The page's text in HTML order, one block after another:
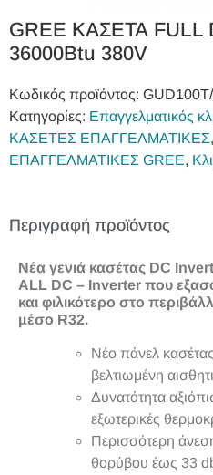
GREE ΚΑΣΕΤΑ FULL
36000Βtu 380V
Κωδικός προϊόντος:
Κατηγορίες: Επαγγελματικός
ΚΑΣΕΤΕΣ ΕΠΑΓΓΕΛΜΑΤΙΚΕΣ,
ΕΠΑΓΓΕΛΜΑΤΙΚΕΣ GREE,
Περιγραφή προϊόντος
Νέα γενιά κασέτας DC
ALL DC – Inverter που
και φιλικότερο στο
µέσο R32.
Νέο πάνελ
βελτιωμένη
Δυνατότητα
εξωτερικές
Περισσότερη
θορύβου έως 33